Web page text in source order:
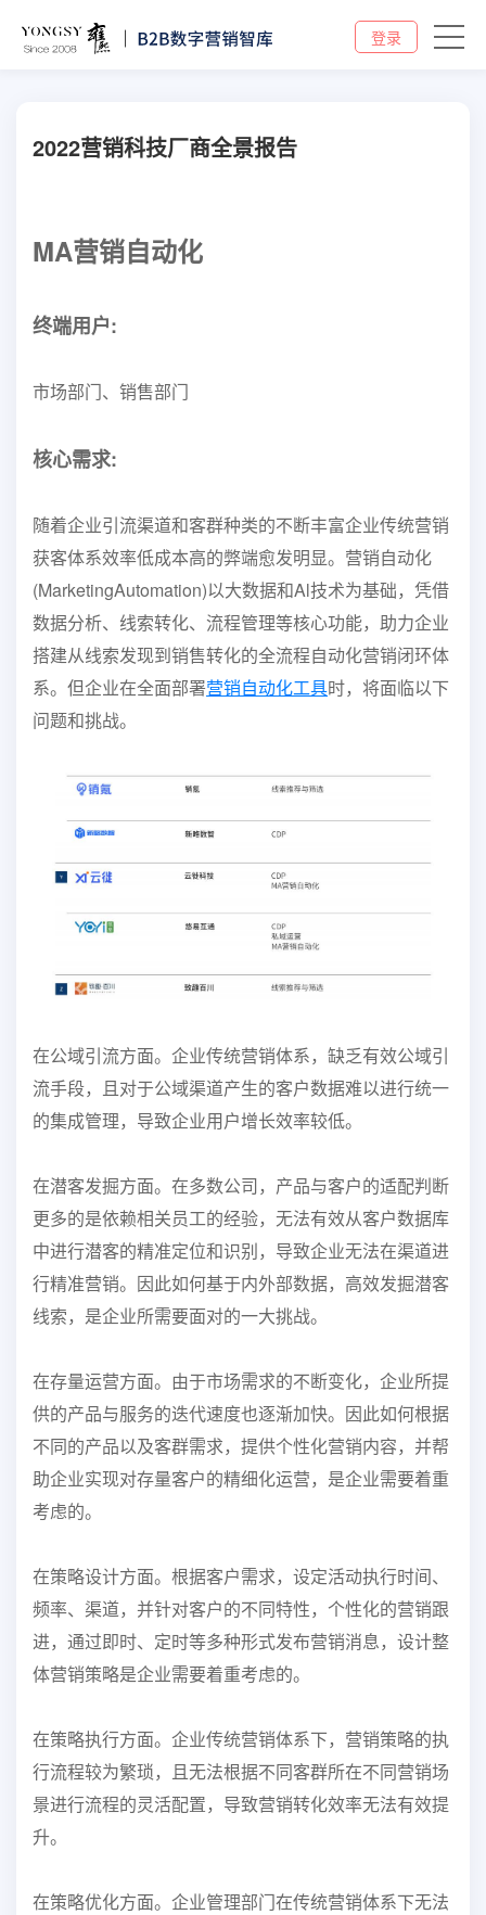
登录
2022营销科技厂商全景报告
MA营销自动化
终端用户:
市场部门、销售部门
核心需求:
随着企业引流渠道和客群种类的不断丰富企业传统营销
获客体系效率低成本高的弊端愈发明显。 营销自动化
(MarketingAutomation)以大数据和Al技术为基础，凭借
数据分析、线索转化、流程管理等核心功能，助力企业
搭建从线索发现到销售转化的全流程自动化营销闭环体
系。但企业在全面部署营销自动化工具时，将面临以下
问题和挑战。
在公域引流方面。企业传统营销体系，缺乏有效公域引
流手段，且对于公域渠道产生的客户数据难以进行统一
的集成管理，导致企业用户增长效率较低。
在潜客发掘方面。在多数公司，产品与客户的适配判断
更多的是依赖相关员工的经验，无法有效从客户数据库
中进行潜客的精准定位和识别，导致企业无法在渠道进
行精准营销。因此如何基于内外部数据，高效发掘潜客
线索，是企业所需要面对的一大挑战。
在存量运营方面。由于市场需求的不断变化，企业所提
供的产品与服务的迭代速度也逐渐加快。 因此如何根据
不同的产品以及客群需求，提供个性化营销内容，并帮
助企业实现对存量客户的精细化运营，是企业需要着重
考虑的。
在策略设计方面。根据客户需求，设定活动执行时间、
频率、渠道，并针对客户的不同特性，个性化的营销跟
进，通过即时、定时等多种形式发布营销消息，设计整
体营销策略是企业需要着重考虑的。
在策略执行方面。企业传统营销体系下，营销策略的执
行流程较为繁琐，且无法根据不同客群所在不同营销场
景进行流程的灵活配置，导致营销转化效率无法有效提
升。
在策略优化方面。企业管理部门在传统营销体系下无法